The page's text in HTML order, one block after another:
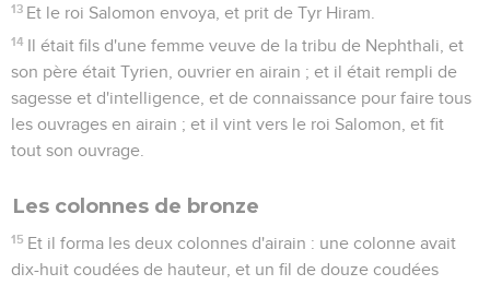
13 Et le roi Salomon envoya, et prit de Tyr Hiram.
14 Il était fils d'une femme veuve de la tribu de Nephthali, et
son père était Tyrien, ouvrier en airain ; et il était rempli de
sagesse et d'intelligence, et de connaissance pour faire tous
les ouvrages en airain ; et il vint vers le roi Salomon, et fit
tout son ouvrage.
Les colonnes de bronze
15 Et il forma les deux colonnes d'airain : une colonne avait
dix-huit coudées de hauteur, et un fil de douze coudées